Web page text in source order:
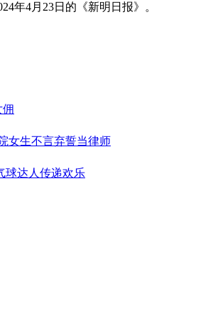
年4月23日的《新明日报》。
佣
女生不言弃誓当律师
球达人传递欢乐